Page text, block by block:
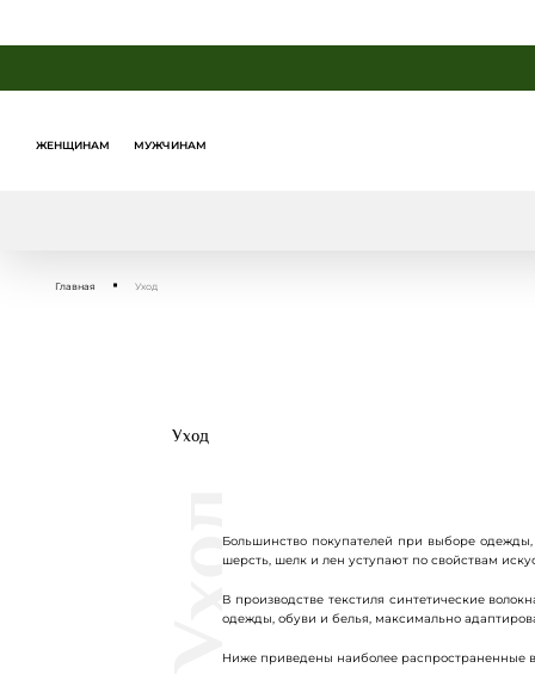
ЖЕНЩИНАМ МУЖЧИНАМ
Главная Уход
Уход
Уход
Большинство покупателей при выборе одежды,
шерсть, шелк и лен уступают по свойствам
В производстве текстиля синтетические
одежды, обуви и белья, максимально
Ниже приведены наиболее распространенные